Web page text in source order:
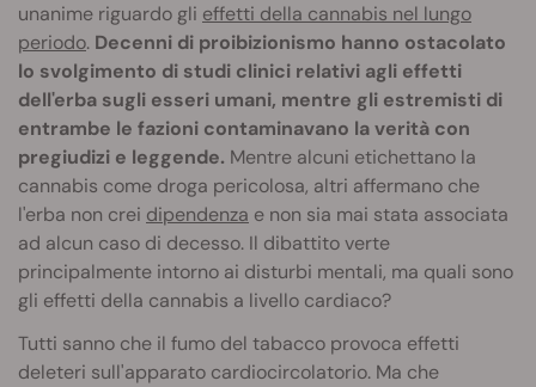
unanime riguardo gli effetti della cannabis nel lungo
periodo. Decenni di proibizionismo hanno ostacolato
lo svolgimento di studi clinici relativi agli effetti
dell'erba sugli esseri umani, mentre gli estremisti di
entrambe le fazioni contaminavano la verità con
pregiudizi e leggende. Mentre alcuni etichettano la
cannabis come droga pericolosa, altri affermano che
l'erba non crei dipendenza e non sia mai stata associata
ad alcun caso di decesso. Il dibattito verte
principalmente intorno ai disturbi mentali, ma quali sono
gli effetti della cannabis a livello cardiaco?
Tutti sanno che il fumo del tabacco provoca effetti
deleteri sull'apparato cardiocircolatorio. Ma che